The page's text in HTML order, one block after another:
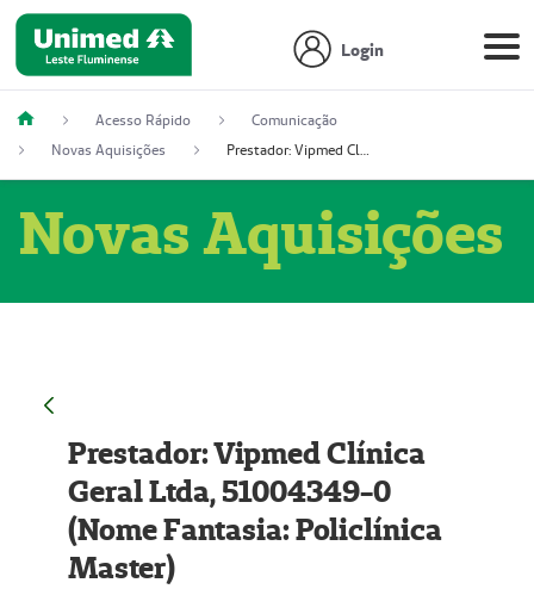
Login
Acesso Rápido
Comunicação
Novas Aquisições
Prestador: Vipmed Clínica Geral Ltda, 51004349-0 (Nome Fantasia: Policlínica Master)
Novas Aquisições
Prestador: Vipmed Clínica
Geral Ltda, 51004349-0
(Nome Fantasia: Policlínica
Master)